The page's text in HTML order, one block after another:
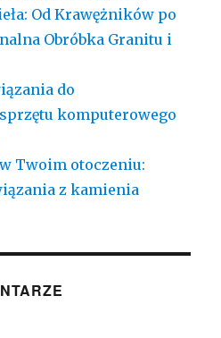
Od Krawężników po
Obróbka Granitu i
do
komputerowego
Twoim otoczeniu:
z kamienia